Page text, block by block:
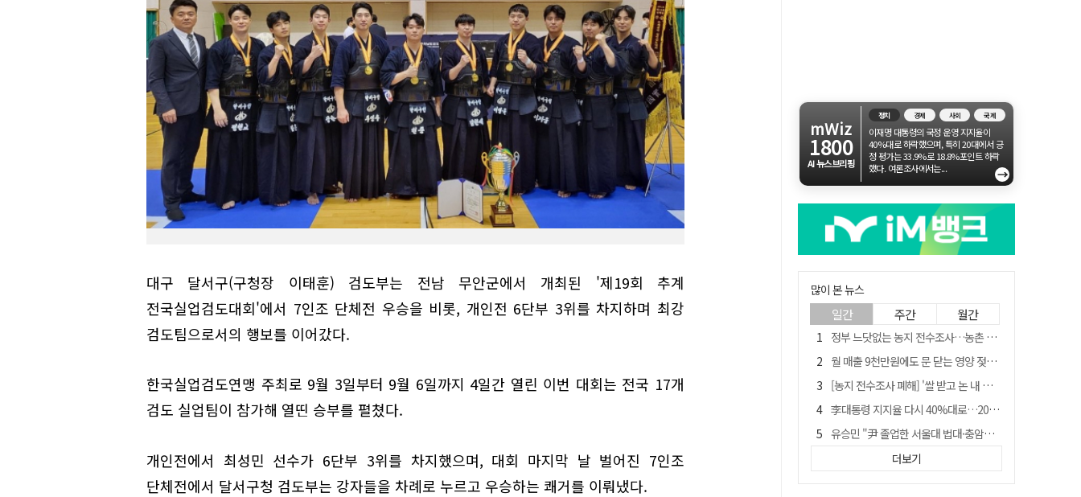
대구 달서구(구청장 이태훈) 검도부는 전남 무안군에서 개최된 '제19회 추계
전국실업검도대회'에서 7인조 단체전 우승을 비롯, 개인전 6단부 3위를 차지하며 최강
검도팀으로서의 행보를 이어갔다.
한국실업검도연맹 주최로 9월 3일부터 9월 6일까지 4일간 열린 이번 대회는 전국 17개
검도 실업팀이 참가해 열띤 승부를 펼쳤다.
개인전에서 최성민 선수가 6단부 3위를 차지했으며, 대회 마지막 날 벌어진 7인조
단체전에서 달서구청 검도부는 강자들을 차례로 누르고 우승하는 쾌거를 이뤄냈다.
mWiz
1800
AI 뉴스브리핑
정치 경제 사회 국제
이재명 대통령의 국정 운영 지지율이
40%대로 하락했으며, 특히 20대에서 긍
정 평가는 33.9%로 18.8%포인트 하락
했다. 여론조사에서는...
→
많이 본 뉴스
일간 주간 월간
정부 느닷없는 농지 전수조사…농촌 들쑤시는 '경자유전'의 칼날
월 매출 9천만원에도 문 닫는 영양 젖소농장… "일할 사람이 없어"
[농지 전수조사 폐해] '쌀 받고 논 내 준' 도지농 이제 어쩌나?
李대통령 지지율 다시 40%대로…20대는 18.8%p 급락
유승민 "尹 졸업한 서울대 법대·충암고도 없애야"…李 육사 통합 직격
[농지 전수조사 폐해] 농지값도 흔들리나…"도지 막히면 헐값 매물 나올 수도"
더보기